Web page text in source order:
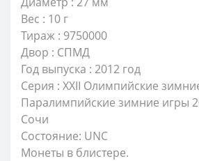
Вес : 10 г
Тираж : 9750000
Двор : СПМД
Год выпуска : 2012 год
Серия : XXII Олимпийские
Паралимпийские зимние игры
Сочи
Состояние: UNC
Монеты в блистере.